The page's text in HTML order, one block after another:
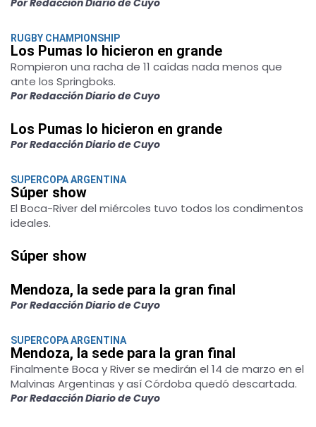
Por Redacción Diario de Cuyo
RUGBY CHAMPIONSHIP
Los Pumas lo hicieron en grande
Rompieron una racha de 11 caídas nada menos que
ante los Springboks.
Por Redacción Diario de Cuyo
Los Pumas lo hicieron en grande
Por Redacción Diario de Cuyo
SUPERCOPA ARGENTINA
Súper show
El Boca-River del miércoles tuvo todos los condimentos
ideales.
Súper show
Mendoza, la sede para la gran final
Por Redacción Diario de Cuyo
SUPERCOPA ARGENTINA
Mendoza, la sede para la gran final
Finalmente Boca y River se medirán el 14 de marzo en el
Malvinas Argentinas y así Córdoba quedó descartada.
Por Redacción Diario de Cuyo